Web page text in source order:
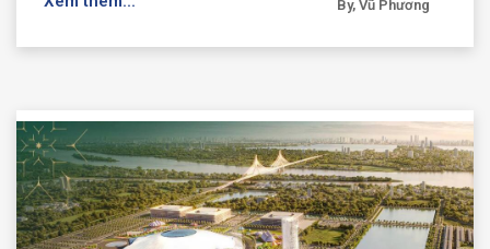
By, Vũ Phương